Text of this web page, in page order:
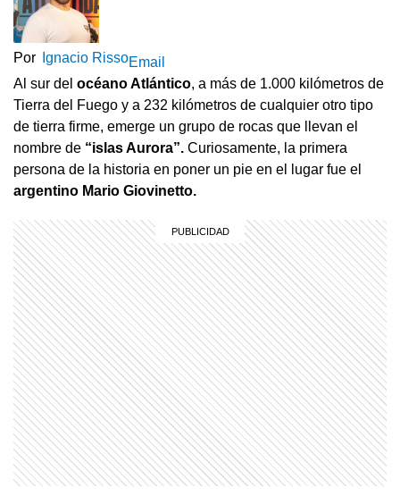
Por Ignacio RissoEmail
Al sur del océano Atlántico, a más de 1.000 kilómetros de
Tierra del Fuego y a 232 kilómetros de cualquier otro tipo
de tierra firme, emerge un grupo de rocas que llevan el
nombre de “islas Aurora”. Curiosamente, la primera
persona de la historia en poner un pie en el lugar fue el
argentino Mario Giovinetto.